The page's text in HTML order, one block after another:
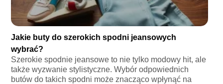
Jakie buty do szerokich spodni jeansowych
wybrać?
Szerokie spodnie jeansowe to nie tylko modowy hit, ale
także wyzwanie stylistyczne. Wybór odpowiednich
butów do takich spodni może znacząco wpłynąć na